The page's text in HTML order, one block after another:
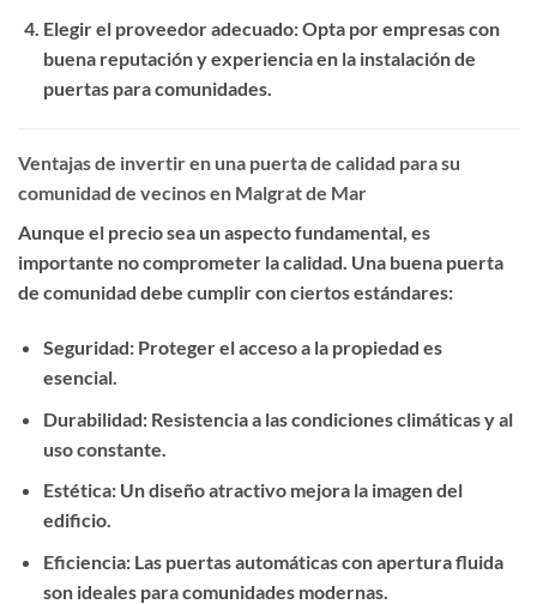
Elegir el proveedor adecuado: Opta por empresas con
buena reputación y experiencia en la instalación de
puertas para comunidades.
Ventajas de invertir en una puerta de calidad para su
comunidad de vecinos en Malgrat de Mar
Aunque el precio sea un aspecto fundamental, es
importante no comprometer la calidad. Una buena puerta
de comunidad debe cumplir con ciertos estándares:
Seguridad: Proteger el acceso a la propiedad es
esencial.
Durabilidad: Resistencia a las condiciones climáticas y al
uso constante.
Estética: Un diseño atractivo mejora la imagen del
edificio.
Eficiencia: Las puertas automáticas con apertura fluida
son ideales para comunidades modernas.